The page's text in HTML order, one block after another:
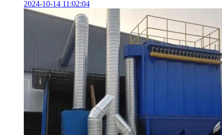
2024-10-14 11:02:04